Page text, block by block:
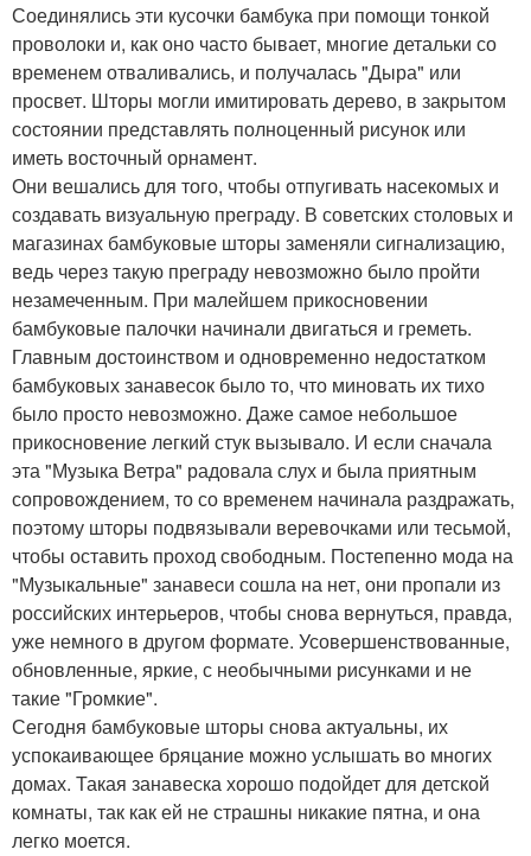
Соединялись эти кусочки бамбука при помощи тонкой
проволоки и, как оно часто бывает, многие детальки со
временем отваливались, и получалась "Дыра" или
просвет. Шторы могли имитировать дерево, в закрытом
состоянии представлять полноценный рисунок или
иметь восточный орнамент.
Они вешались для того, чтобы отпугивать насекомых и
создавать визуальную преграду. В советских столовых и
магазинах бамбуковые шторы заменяли сигнализацию,
ведь через такую преграду невозможно было пройти
незамеченным. При малейшем прикосновении
бамбуковые палочки начинали двигаться и греметь.
Главным достоинством и одновременно недостатком
бамбуковых занавесок было то, что миновать их тихо
было просто невозможно. Даже самое небольшое
прикосновение легкий стук вызывало. И если сначала
эта "Музыка Ветра" радовала слух и была приятным
сопровождением, то со временем начинала раздражать,
поэтому шторы подвязывали веревочками или тесьмой,
чтобы оставить проход свободным. Постепенно мода на
"Музыкальные" занавеси сошла на нет, они пропали из
российских интерьеров, чтобы снова вернуться, правда,
уже немного в другом формате. Усовершенствованные,
обновленные, яркие, с необычными рисунками и не
такие "Громкие".
Сегодня бамбуковые шторы снова актуальны, их
успокаивающее бряцание можно услышать во многих
домах. Такая занавеска хорошо подойдет для детской
комнаты, так как ей не страшны никакие пятна, и она
легко моется.